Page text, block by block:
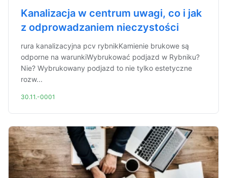
Kanalizacja w centrum uwagi, co i jak
z odprowadzaniem nieczystości
rura kanalizacyjna pcv rybnikKamienie brukowe są
odporne na warunkiWybrukować podjazd w Rybniku?
Nie? Wybrukowany podjazd to nie tylko estetyczne
rozw...
30.11.-0001